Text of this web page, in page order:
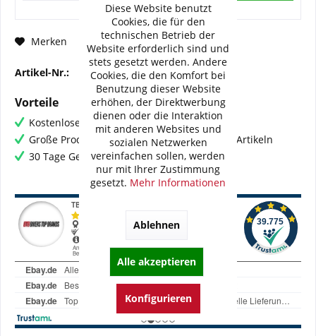
Merken Fragen zum Artikel?
Artikel-Nr.: BI-H0007-WMB02V2
Vorteile
Kostenloser Versand ab € 60,- Bestellwert
Große Produktauswahl mit mehr als 80.000 Artikeln
30 Tage Geld-Zurück-Garantie
Diese Website benutzt
Cookies, die für den
technischen Betrieb der
Website erforderlich sind und
stets gesetzt werden. Andere
Cookies, die den Komfort bei
Benutzung dieser Website
erhöhen, der Direktwerbung
dienen oder die Interaktion
mit anderen Websites und
sozialen Netzwerken
vereinfachen sollen, werden
nur mit Ihrer Zustimmung
gesetzt. Mehr Informationen
Ablehnen
Alle akzeptieren
Konfigurieren